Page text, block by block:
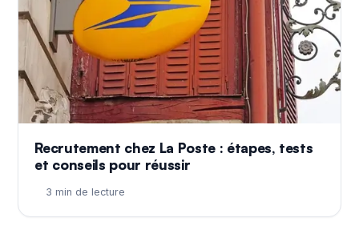
Recrutement chez La Poste : étapes, tests
et conseils pour réussir
3 min de lecture